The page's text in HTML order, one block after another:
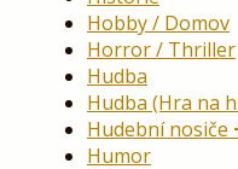
Hobby / Domov
Horror / Thriller
Hudba
Hudba (Hra na
Hudební nosiče
Humor